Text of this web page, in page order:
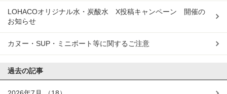
LOHACOオリジナル水・炭酸水 X投稿キャンペーン 開催の
お知らせ
カヌー・SUP・ミニボート等に関するご注意
過去の記事